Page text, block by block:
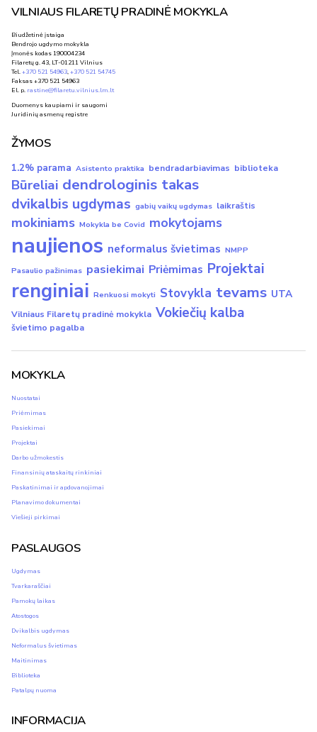
VILNIAUS FILARETŲ PRADINĖ MOKYKLA
Biudžetinė įstaiga
Bendrojo ugdymo mokykla
Įmonės kodas 190004234
Filaretų g. 43, LT-01211 Vilnius
Tel.+370 521 54963,+370 521 54745
Faksas +370 521 54963
El. p. rastine@filaretu.vilnius.lm.lt
Duomenys kaupiami ir saugomi
Juridinių asmenų registre
ŽYMOS
1.2% parama Asistento praktika bendradarbiavimas biblioteka
Būreliai dendrologinis takas
dvikalbis ugdymas gabių vaikų ugdymas laikraštis
mokiniams Mokykla be Covid mokytojams
naujienos neformalus švietimas NMPP
Pasaulio pažinimas pasiekimai Priėmimas Projektai
renginiai Renkuosi mokyti Stovykla tevams UTA
Vilniaus Filaretų pradinė mokykla Vokiečių kalba
švietimo pagalba
MOKYKLA
Nuostatai
Priėmimas
Pasiekimai
Projektai
Darbo užmokestis
Finansinių ataskaitų rinkiniai
Paskatinimai ir apdovanojimai
Planavimo dokumentai
Viešieji pirkimai
PASLAUGOS
Ugdymas
Tvarkaraščiai
Pamokų laikas
Atostogos
Dvikalbis ugdymas
Neformalus švietimas
Maitinimas
Biblioteka
Patalpų nuoma
INFORMACIJA